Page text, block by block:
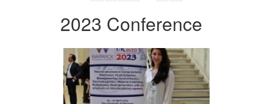
2023 Conference